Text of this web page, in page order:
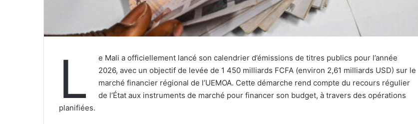
L
e Mali a officiellement lancé son calendrier d’émissions de titres publics pour l’année
2026, avec un objectif de levée de 1 450 milliards FCFA (environ 2,61 milliards USD) sur le
marché financier régional de l’UEMOA. Cette démarche rend compte du recours régulier
de l’État aux instruments de marché pour financer son budget, à travers des opérations
planifiées.